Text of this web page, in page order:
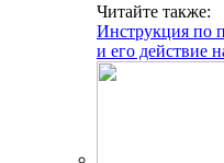
Читайте также:
Инструкция по
и его действие